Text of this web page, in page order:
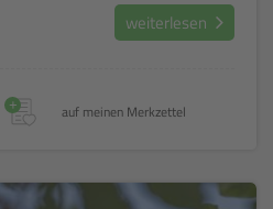
weiterlesen
auf meinen Merkzettel
+